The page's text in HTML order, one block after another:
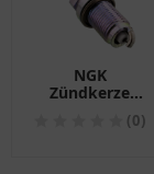
NGK
Zündkerze
IZFR6K-11S für
Motorräder(0)